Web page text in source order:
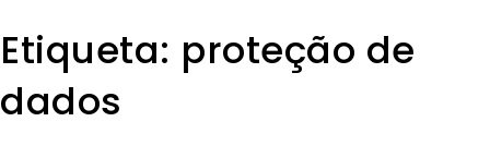
Etiqueta: proteção de
dados